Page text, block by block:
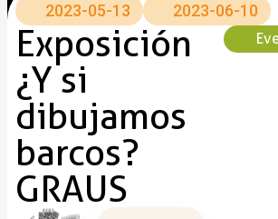
2023-05-13 2023-06-10
Exposición
¿Y si
dibujamos
barcos?
GRAUS